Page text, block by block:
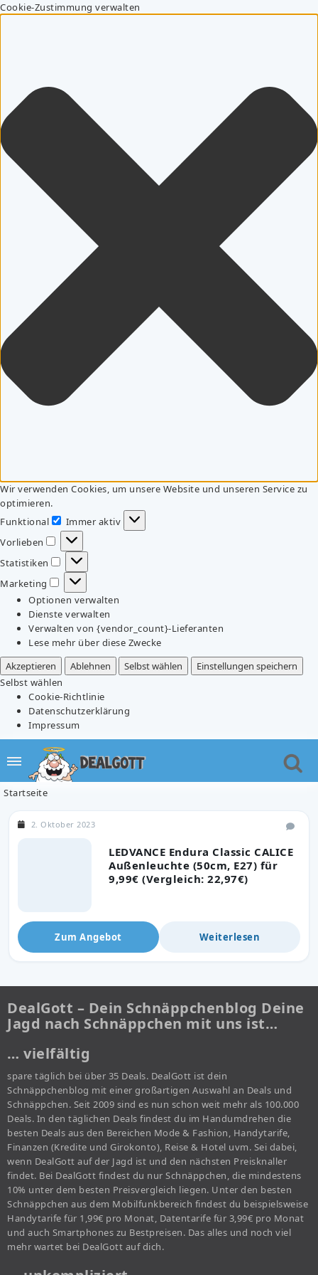
Cookie-Zustimmung verwalten
Wir verwenden Cookies, um unsere Website und unseren Service zu
optimieren.
Funktional
Funktional
Immer aktiv
Vorlieben
Vorlieben
Statistiken
Statistiken
Marketing
Marketing
Optionen verwalten
Dienste verwalten
Verwalten von {vendor_count}-Lieferanten
Lese mehr über diese Zwecke
Akzeptieren
Ablehnen Selbst wählen
Einstellungen speichern
Selbst wählen
Cookie-Richtlinie
Datenschutzerklärung
Impressum
Startseite
LEDVANCE Endura Classic CALICE
Außenleuchte (50cm, E27) für
9,99€ (Vergleich: 22,97€)
2. Oktober 2023
Zum Angebot Weiterlesen
DealGott – Dein Schnäppchenblog Deine
Jagd nach Schnäppchen mit uns ist…
… vielfältig
spare täglich bei über 35 Deals. DealGott ist dein
Schnäppchenblog mit einer großartigen Auswahl an Deals und
Schnäppchen. Seit 2009 sind es nun schon weit mehr als 100.000
Deals. In den täglichen Deals findest du im Handumdrehen die
besten Deals aus den Bereichen Mode & Fashion, Handytarife,
Finanzen (Kredite und Girokonto), Reise & Hotel uvm. Sei dabei,
wenn DealGott auf der Jagd ist und den nächsten Preisknaller
findet. Bei DealGott findest du nur Schnäppchen, die mindestens
10% unter dem besten Preisvergleich liegen. Unter den besten
Schnäppchen aus dem Mobilfunkbereich findest du beispielsweise
Handytarife für 1,99€ pro Monat, Datentarife für 3,99€ pro Monat
und auch Smartphones zu Bestpreisen. Das alles und noch viel
mehr wartet bei DealGott auf dich.